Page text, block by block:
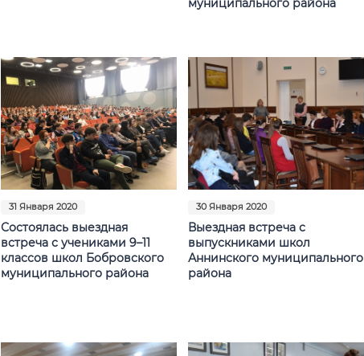
муниципального района
31 Января 2020
Состоялась выездная
встреча с учениками 9–11
классов школ Бобровского
муниципального района
30 Января 2020
Выездная встреча с
выпускниками школ
Аннинского муниципального
района